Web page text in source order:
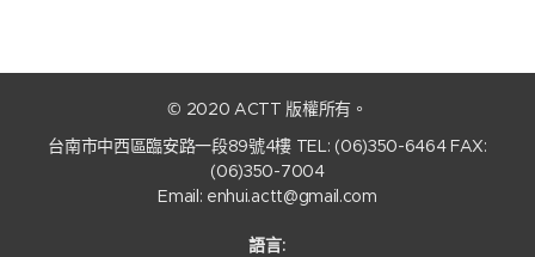
© 2020 ACTT 版權所有。
台南市中西區臨安路一段89號4樓 TEL: (06)350-6464 FAX:
(06)350-7004
Email: enhui.actt@gmail.com
語言